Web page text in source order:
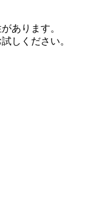
あります。
しください。